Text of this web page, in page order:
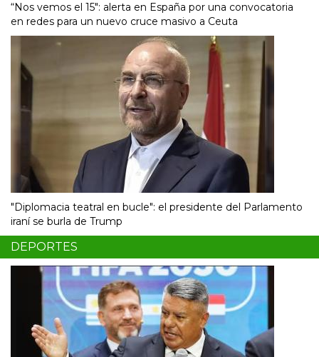
“Nos vemos el 15″: alerta en España por una convocatoria
en redes para un nuevo cruce masivo a Ceuta
"Diplomacia teatral en bucle": el presidente del Parlamento
iraní se burla de Trump
DEPORTES